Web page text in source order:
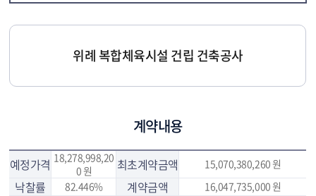
위례 복합체육시설 건립 건축공사
계약내용
예정가격 18,278,998,20
0 원
최초계약금액 15,070,380,260 원
낙찰률 82.446% 계약금액 16,047,735,000 원